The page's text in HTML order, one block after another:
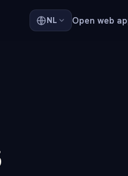
NL Open web